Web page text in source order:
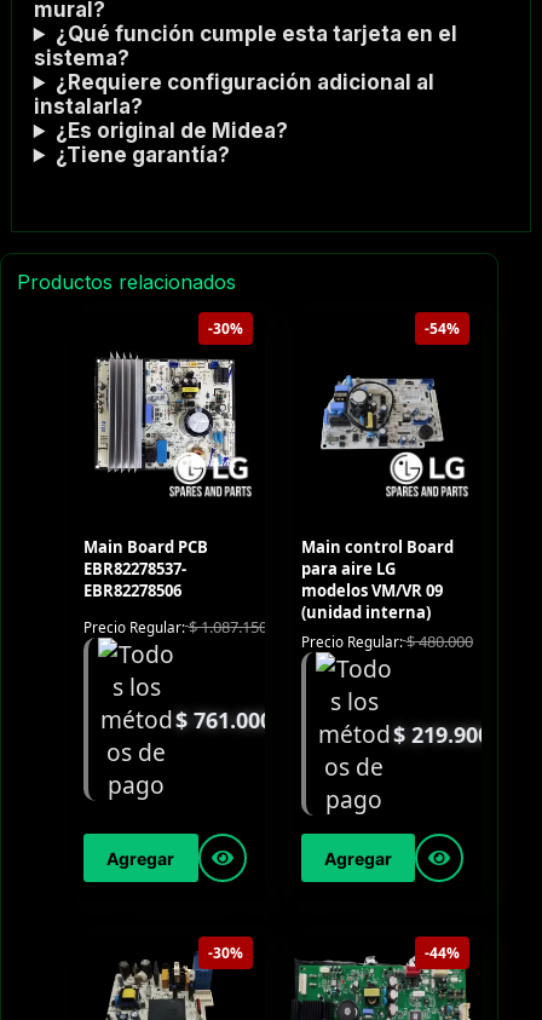
mural?
¿Qué función cumple esta tarjeta en el
sistema?
¿Requiere configuración adicional al
instalarla?
¿Es original de Midea?
¿Tiene garantía?
Productos relacionados
-30%
Main Board PCB
EBR82278537-
EBR82278506
Precio Regular:$1.087.150
$761.000
Agregar
-54%
Main control Board
para aire LG
modelos VM/VR 09
(unidad interna)
Precio Regular:$480.000
$219.900
Agregar
-30% -44%